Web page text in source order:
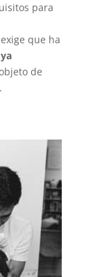
para
que ha
de